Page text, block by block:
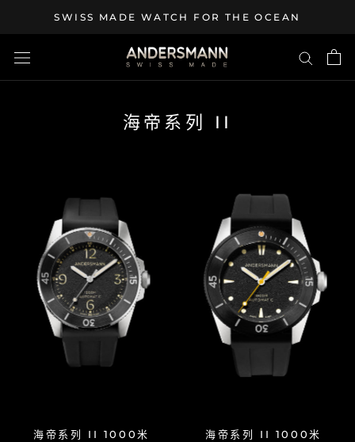
content
SWISS MADE WATCH FOR THE OCEAN
海帝系列 II
海帝系列 II 1000米
海帝系列 II 1000米